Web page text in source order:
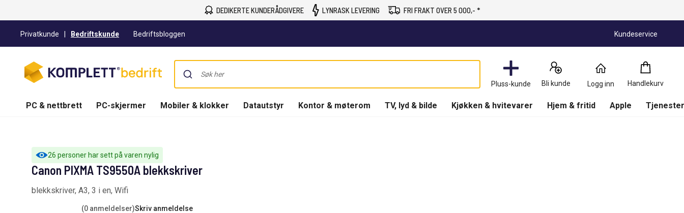
DEDIKERTE KUNDERÅDGIVERE LYNRASK LEVERING FRI FRAKT OVER 5 000,- *
Privatkunde Bedriftskunde Bedriftsbloggen Kundeservice
Pluss-kunde Bli kunde Logg inn Handlekurv
Handlekurv
0
Produkter
PC & nettbrett PC-skjermer Mobiler & klokker Datautstyr Kontor & møterom TV, lyd & bilde Kjøkken & hvitevarer Hjem & fritid Apple
26 personer har sett på varen nylig
Canon PIXMA TS9550A blekkskriver
blekkskriver, A3, 3 i en, Wifi
(0 anmeldelser)Skriv anmeldelse